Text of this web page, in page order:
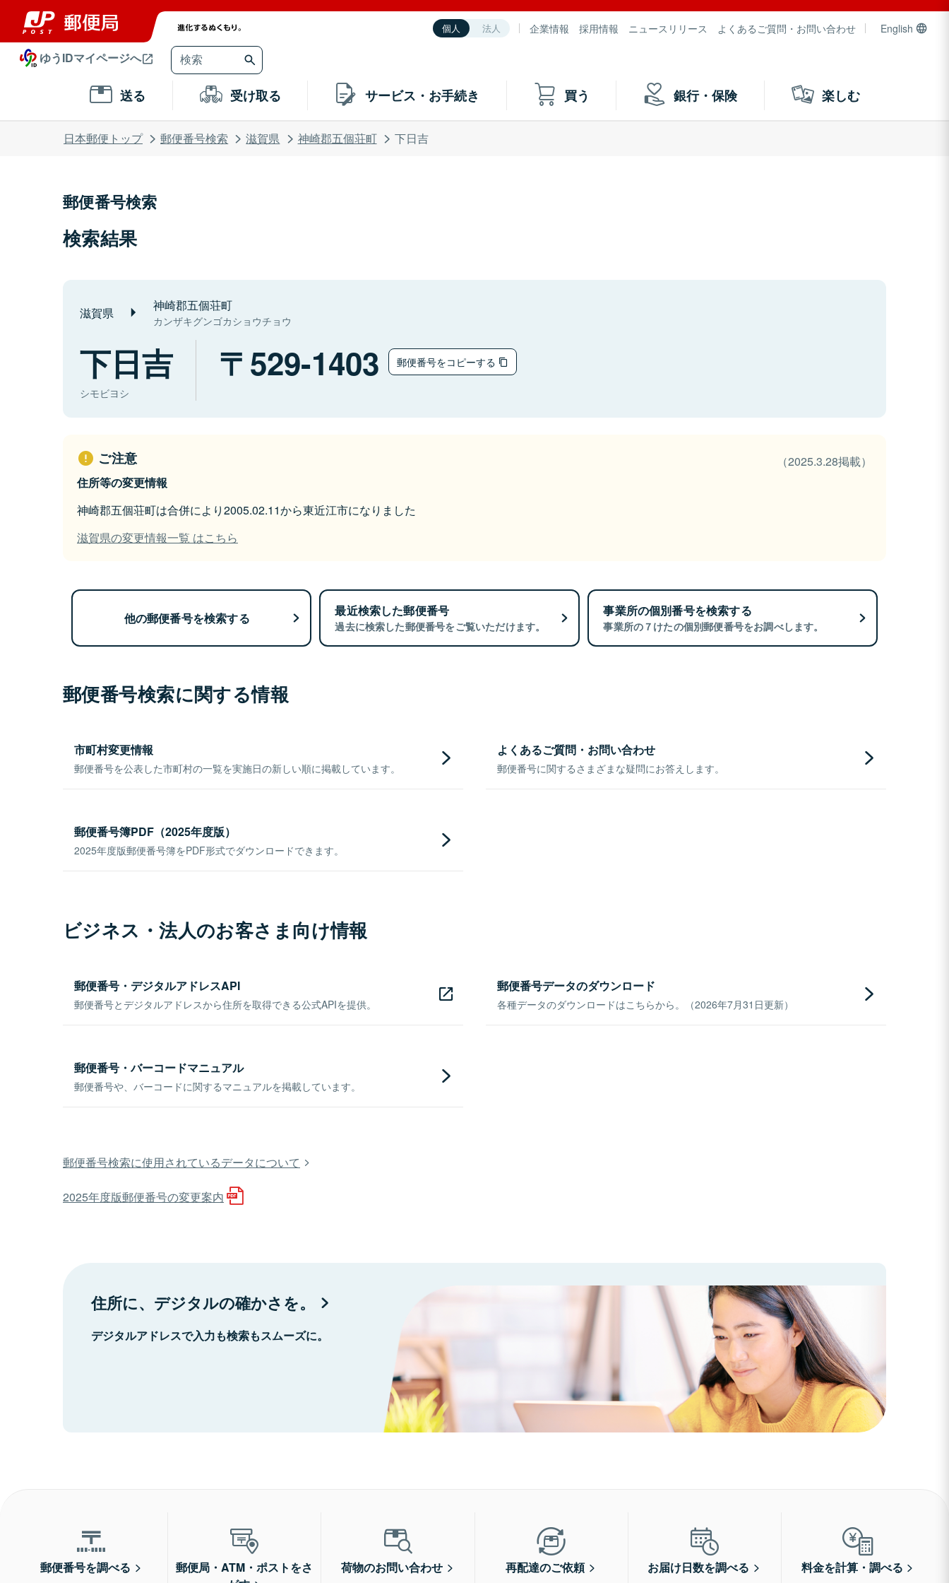
個人 法人 企業情報 採用情報 ニュースリリース よくあるご質問・お問い合わせ English
ゆうIDマイページへ
送る 受け取る サービス・お手続き 買う 銀行・保険 楽しむ
日本郵便トップ 郵便番号検索 滋賀県 神崎郡五個荘町 下日吉
郵便番号検索
検索結果
滋賀県 神崎郡五個荘町
カンザキグンゴカショウチョウ
下日吉
シモビヨシ
529-1403 郵便番号をコピーする
ご注意
（2025.3.28掲載）
住所等の変更情報
神崎郡五個荘町は合併により2005.02.11から東近江市になりました
滋賀県の変更情報一覧 はこちら
他の郵便番号を検索する 最近検索した郵便番号
過去に検索した郵便番号をご覧いただけます。
事業所の個別番号を検索する
事業所の７けたの個別郵便番号をお調べします。
郵便番号検索に関する情報
市町村変更情報
郵便番号を公表した市町村の一覧を実施日の新しい順に掲載しています。
よくあるご質問・お問い合わせ
郵便番号に関するさまざまな疑問にお答えします。
郵便番号簿PDF（2025年度版）
2025年度版郵便番号簿をPDF形式でダウンロードできます。
ビジネス・法人のお客さま向け情報
郵便番号・デジタルアドレスAPI
郵便番号とデジタルアドレスから住所を取得できる公式APIを提供。
郵便番号データのダウンロード
各種データのダウンロードはこちらから。（2026年7月31日更新）
郵便番号・バーコードマニュアル
郵便番号や、バーコードに関するマニュアルを掲載しています。
郵便番号検索に使用されているデータについて
2025年度版郵便番号の変更案内
住所に、デジタルの確かさを。
デジタルアドレスで入力も検索もスムーズに。
郵便番号を調べる
郵便局・ATM・ポストをさ
荷物のお問い合わせ 再配達のご依頼 お届け日数を調べる 料金を計算・調べる